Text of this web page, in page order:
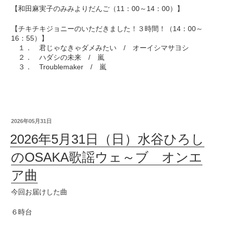
【和田麻実子のみみよりだんご（11：00～14：00）】
【チキチキジョニーのいただきました！３時間！（14：00～
16：55）】
１． 君じゃなきゃダメみたい / オーイシマサヨシ
２． ハダシの未来 / 嵐
３． Troublemaker / 嵐
2026年05月31日
2026年5月31日（日）水谷ひろし
のOSAKA歌謡ウェ～ブ オンエ
ア曲
今回お届けした曲
６時台